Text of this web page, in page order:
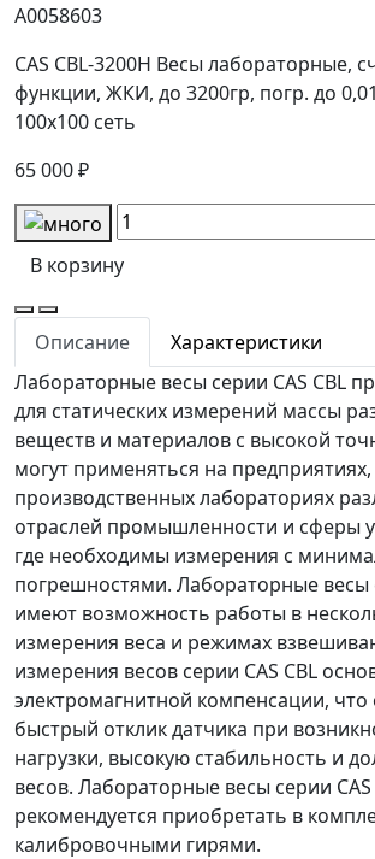
А0058603
CAS CBL-3200H Весы лабораторные,
функции, ЖКИ, до 3200гр, погр. до
100x100 сеть
65 000 ₽
В корзину
Описание
Характеристики
Лабораторные весы серии CAS CBL
для статических измерений массы
веществ и материалов с высокой
могут применяться на
производственных лабораториях
отраслей промышленности и сферы
где необходимы измерения с
погрешностями. Лабораторные весы
имеют возможность работы в
измерения веса и режимах
измерения весов серии CAS CBL
электромагнитной компенсации, что
быстрый отклик датчика при
нагрузки, высокую стабильность и
весов. Лабораторные весы серии CAS
рекомендуется приобретать в
калибровочными гирями.